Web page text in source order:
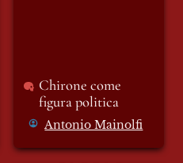
Chirone come
figura politica
Antonio Mainolfi